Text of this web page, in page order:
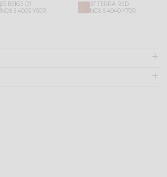
25 BEIGE D1
NCS S 4005-Y50R
37 TERRA RED
NCS S 4040-Y70R